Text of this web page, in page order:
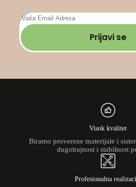
Prijavi se
Visok kvalitet
Biramo proverene materijale i
dugotrajnost i stabilnost
Profesionalna